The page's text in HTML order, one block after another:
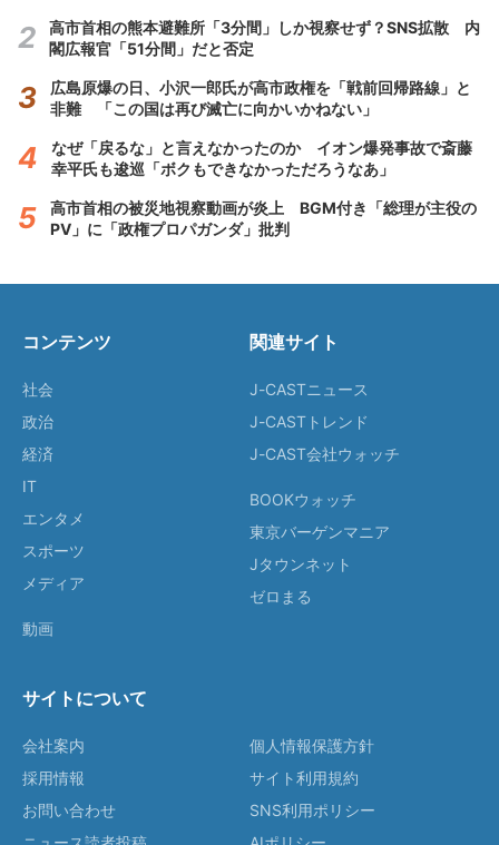
高市首相の熊本避難所「3分間」しか視察せず？SNS拡散 内
閣広報官「51分間」だと否定
広島原爆の日、小沢一郎氏が高市政権を「戦前回帰路線」と
非難 「この国は再び滅亡に向かいかねない」
なぜ「戻るな」と言えなかったのか イオン爆発事故で斎藤
幸平氏も逡巡「ボクもできなかっただろうなあ」
高市首相の被災地視察動画が炎上 BGM付き「総理が主役の
PV」に「政権プロパガンダ」批判
コンテンツ
社会
政治
経済
IT
エンタメ
スポーツ
メディア
動画
関連サイト
J-CASTニュース
J-CASTトレンド
J-CAST会社ウォッチ
BOOKウォッチ
東京バーゲンマニア
Jタウンネット
ゼロまる
サイトについて
会社案内
採用情報
お問い合わせ
個人情報保護方針
サイト利用規約
SNS利用ポリシー